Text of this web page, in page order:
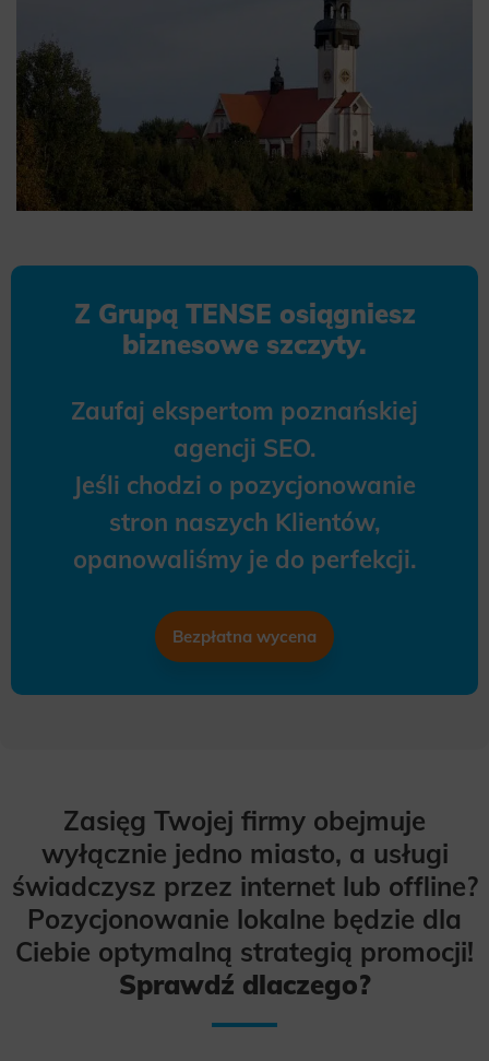
Z Grupą TENSE osiągniesz
biznesowe szczyty.
Zaufaj ekspertom poznańskiej
agencji SEO.
Jeśli chodzi o pozycjonowanie
stron naszych Klientów,
opanowaliśmy je do perfekcji.
Bezpłatna wycena
Zasięg Twojej firmy obejmuje
wyłącznie jedno miasto, a usługi
świadczysz przez internet lub offline?
Pozycjonowanie lokalne będzie dla
Ciebie optymalną strategią promocji!
Sprawdź dlaczego?